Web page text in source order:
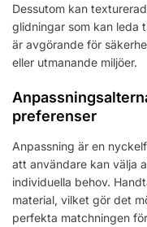
Dessutom kan
glidningar som kan leda
är avgörande för
eller utmanande miljöer.
preferenser
Anpassning är en
att användare kan välja
individuella behov.
material, vilket gör det
perfekta matchningen